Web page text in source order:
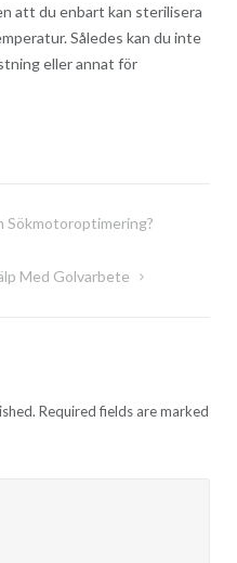
att du enbart kan sterilisera
Således kan du inte
eller annat för
Sökmotoroptimering?
Med Golvarbete
Required fields are marked